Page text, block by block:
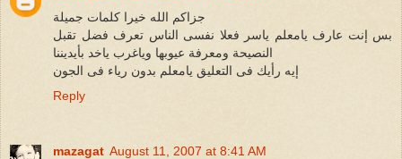
جزاكم الله خيرا كلمات جميلة
بس إنت عارف يامعلم ياسر فعلا نفسى الناس تعرف فضل تقبل
النصيحة ومعرفة عيوبها وياغرب ياخد بأيديننا
إيه رأيك فى التعليق يامعلم بدون رياء فى الجون
Reply
mazagat August 11, 2007 at 8:41 AM